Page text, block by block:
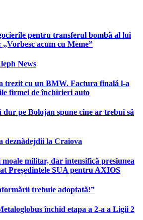
pentru transferul bombă al lui
acum cu Meme”
News
trezit cu un BMW. Factura finală l-a
firmei de închirieri auto
pe Bolojan spune cine ar trebui să
deznădejdii la Craiova
moale militar, dar intensifică presiunea
Președintele SUA pentru AXIOS
trebuie adoptată!”
închid etapa a 2-a a Ligii 2